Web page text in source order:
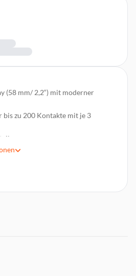
(58 mm/ 2,2“) mit moderner
bis zu 200 Kontakte mit je 3
Ergonomie, leistungsfähige